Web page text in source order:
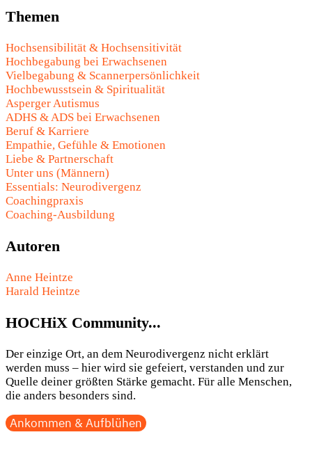
Themen
Hochsensibilität & Hochsensitivität
Hochbegabung bei Erwachsenen
Vielbegabung & Scannerpersönlichkeit
Hochbewusstsein & Spiritualität
Asperger Autismus
ADHS & ADS bei Erwachsenen
Beruf & Karriere
Empathie, Gefühle & Emotionen
Liebe & Partnerschaft
Unter uns (Männern)
Essentials: Neurodivergenz
Coachingpraxis
Coaching-Ausbildung
Autoren
Anne Heintze
Harald Heintze
HOCHiX Community...
Der einzige Ort, an dem Neurodivergenz nicht erklärt
werden muss – hier wird sie gefeiert, verstanden und zur
Quelle deiner größten Stärke gemacht. Für alle Menschen,
die anders besonders sind.
Ankommen & Aufblühen